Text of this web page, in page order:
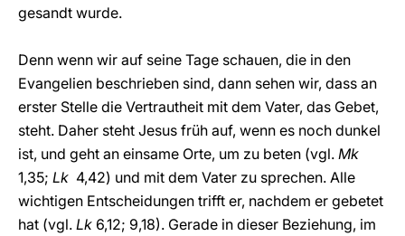
gesandt wurde.
Denn wenn wir auf seine Tage schauen, die in den
Evangelien beschrieben sind, dann sehen wir, dass an
erster Stelle die Vertrautheit mit dem Vater, das Gebet,
steht. Daher steht Jesus früh auf, wenn es noch dunkel
ist, und geht an einsame Orte, um zu beten (vgl. Mk
1,35; Lk 4,42) und mit dem Vater zu sprechen. Alle
wichtigen Entscheidungen trifft er, nachdem er gebetet
hat (vgl. Lk 6,12; 9,18). Gerade in dieser Beziehung, im